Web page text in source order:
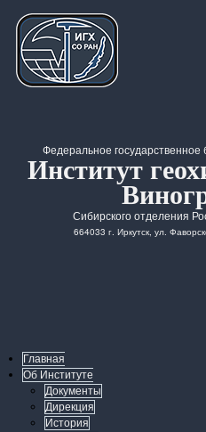
Федеральное
Институт
Сибирского отделения
664033 г. Иркутск, ул.
Главная
Об Институте
Документы
Дирекция
История